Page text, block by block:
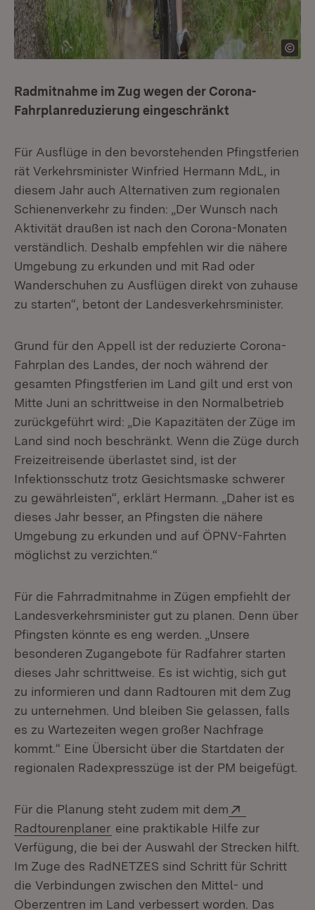
Radmitnahme im Zug wegen der Corona-
Fahrplanreduzierung eingeschränkt
Für Ausflüge in den bevorstehenden Pfingstferien
rät Verkehrsminister Winfried Hermann MdL, in
diesem Jahr auch Alternativen zum regionalen
Schienenverkehr zu finden: „Der Wunsch nach
Aktivität draußen ist nach den Corona-Monaten
verständlich. Deshalb empfehlen wir die nähere
Umgebung zu erkunden und mit Rad oder
Wanderschuhen zu Ausflügen direkt von zuhause
zu starten“, betont der Landesverkehrsminister.
Grund für den Appell ist der reduzierte Corona-
Fahrplan des Landes, der noch während der
gesamten Pfingstferien im Land gilt und erst von
Mitte Juni an schrittweise in den Normalbetrieb
zurückgeführt wird: „Die Kapazitäten der Züge im
Land sind noch beschränkt. Wenn die Züge durch
Freizeitreisende überlastet sind, ist der
Infektionsschutz trotz Gesichtsmaske schwerer
zu gewährleisten“, erklärt Hermann. „Daher ist es
dieses Jahr besser, an Pfingsten die nähere
Umgebung zu erkunden und auf ÖPNV-Fahrten
möglichst zu verzichten.“
Für die Fahrradmitnahme in Zügen empfiehlt der
Landesverkehrsminister gut zu planen. Denn über
Pfingsten könnte es eng werden. „Unsere
besonderen Zugangebote für Radfahrer starten
dieses Jahr schrittweise. Es ist wichtig, sich gut
zu informieren und dann Radtouren mit dem Zug
zu unternehmen. Und bleiben Sie gelassen, falls
es zu Wartezeiten wegen großer Nachfrage
kommt.“ Eine Übersicht über die Startdaten der
regionalen Radexpresszüge ist der PM beigefügt.
Für die Planung steht zudem mit dem
Radtourenplaner (Öffnet in neuem Fenster)
eine praktikable Hilfe zur
Verfügung, die bei der Auswahl der Strecken hilft.
Im Zuge des RadNETZES sind Schritt für Schritt
die Verbindungen zwischen den Mittel- und
Oberzentren im Land verbessert worden. Das